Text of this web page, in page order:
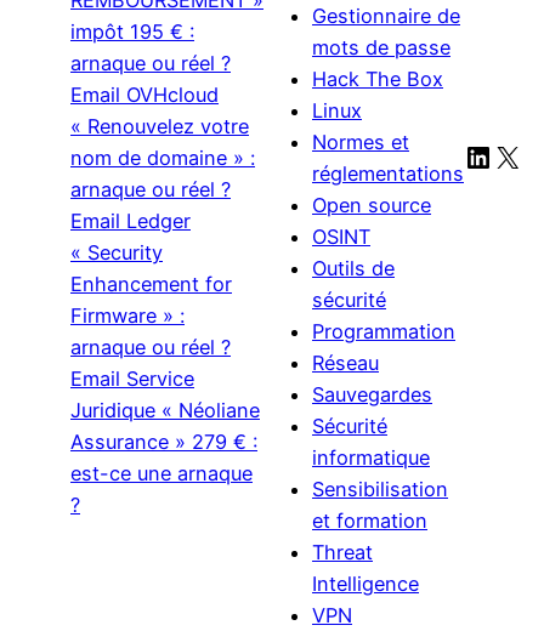
impôt 195 € :
arnaque ou réel ?
Email OVHcloud
« Renouvelez votre
nom de domaine » :
arnaque ou réel ?
Email Ledger
« Security
Enhancement for
Firmware » :
arnaque ou réel ?
Email Service
Juridique « Néoliane
Assurance » 279 € :
est-ce une arnaque
?
Gestionnaire de
mots de passe
Hack The Box
Linux
Normes et
réglementations
Open source
OSINT
Outils de
sécurité
Programmation
Réseau
Sauvegardes
Sécurité
informatique
Sensibilisation
et formation
Threat
Intelligence
VPN
X